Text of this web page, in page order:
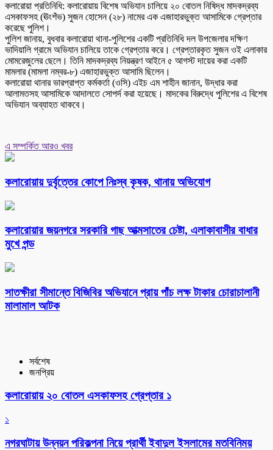
কলারোয়া প্রতিনিধি: কলারোয়ায় বিশেষ অভিযান চালিয়ে ২০ বোতল নিষিদ্ধ মাদকদ্রব্য
এসকাফসহ (ঊংশঁভ) সুজন হোসেন (২৮) নামের এক এজাহারভুক্ত আসামিকে গ্রেপ্তার
করেছে পুলিশ।
পুলিশ জানায়, বুধবার কলারোয়া থানা-পুলিশের একটি প্রতিনিধি দল উপজেলার দক্ষিণ
ভাদিয়ালি গ্রামে অভিযান চালিয়ে তাকে গ্রেপ্তার করে। গ্রেপ্তারকৃত সুজন ওই এলাকার
মোমরেজুলের ছেলে। তিনি মাদকদ্রব্য নিয়ন্ত্রণ আইনে ৫ আগস্ট দায়ের করা একটি
মামলার (মামলা নম্বর-৮) এজাহারভুক্ত আসামি ছিলেন।
কলারোয়া থানার ভারপ্রাপ্ত কর্মকর্তা (ওসি) এইচ এম শাহীন জানান, উদ্ধার করা
আলামতসহ আসামিকে আদালতে সোপর্দ করা হয়েছে। মাদকের বিরুদ্ধে পুলিশের এ বিশেষ
অভিযান অব্যাহত থাকবে।
এ সম্পর্কিত আরও খবর
কলারোয়ায় দুর্বৃত্তের কোপে নিঃস্ব কৃষক, থানায় অভিযোগ
কলারোয়ার জয়নগরে সরকারি গাছ আত্মসাতের চেষ্টা, এলাকাবাসীর বাধার
মুখে পন্ড
সাতক্ষীরা সীমান্তে বিজিবির অভিযানে প্রায় পাঁচ লক্ষ টাকার চোরাচালানী
মালামাল আটক
সর্বশেষ
জনপ্রিয়
কলারোয়ায় ২০ বোতল এসকাফসহ গ্রেপ্তার ১
১
নগরঘাটায় উন্নয়ন পরিকল্পনা নিয়ে প্রার্থী ইবাদুল ইসলামের মতবিনিময়